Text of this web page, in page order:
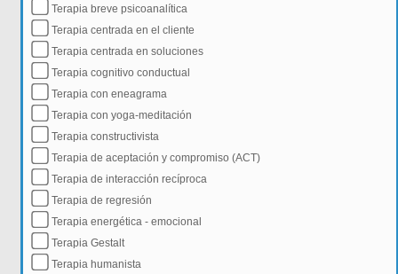
Terapia breve psicoanalítica
Terapia centrada en el cliente
Terapia centrada en soluciones
Terapia cognitivo conductual
Terapia con eneagrama
Terapia con yoga-meditación
Terapia constructivista
Terapia de aceptación y compromiso (ACT)
Terapia de interacción recíproca
Terapia de regresión
Terapia energética - emocional
Terapia Gestalt
Terapia humanista